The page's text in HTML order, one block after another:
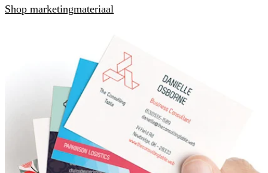
Shop marketingmateriaal